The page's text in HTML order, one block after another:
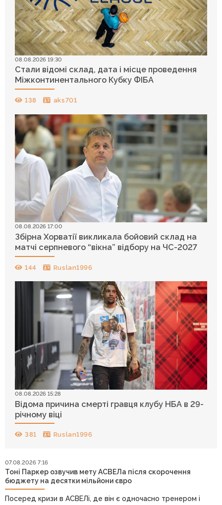
08.08.2026 19:30
Стали відомі склад, дата і місце проведення
Міжконтинентального Кубку ФІБА
138 aks701
08.08.2026 17:00
Збірна Хорватії викликала бойовий склад на
матчі серпневого “вікна” відбору на ЧС-2027
144 Ruslan1996
08.08.2026 15:28
Відома причина смерті гравця клубу НБА в 29-
річному віці
381 Ruslan1996
07.08.2026 7:16
Тоні Паркер озвучив мету АСВЕЛа після скорочення
бюджету на десятки мільйони євро
Посеред кризи в АСВЕЛі, де він є одночасно тренером і